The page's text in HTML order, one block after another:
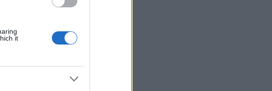
it
nel 61,7%
che supera il